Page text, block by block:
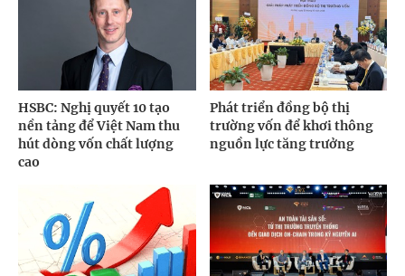
HSBC: Nghị quyết 10 tạo
nền tảng để Việt Nam thu
hút dòng vốn chất lượng
cao
Phát triển đồng bộ thị
trường vốn để khơi thông
nguồn lực tăng trưởng